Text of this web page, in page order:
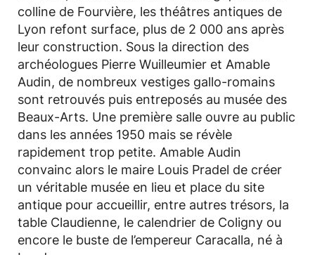
colline de Fourvière, les théâtres antiques de
Lyon refont surface, plus de 2 000 ans après
leur construction. Sous la direction des
archéologues Pierre Wuilleumier et Amable
Audin, de nombreux vestiges gallo-romains
sont retrouvés puis entreposés au musée des
Beaux-Arts. Une première salle ouvre au public
dans les années 1950 mais se révèle
rapidement trop petite. Amable Audin
convainc alors le maire Louis Pradel de créer
un véritable musée en lieu et place du site
antique pour accueillir, entre autres trésors, la
table Claudienne, le calendrier de Coligny ou
encore le buste de l’empereur Caracalla, né à